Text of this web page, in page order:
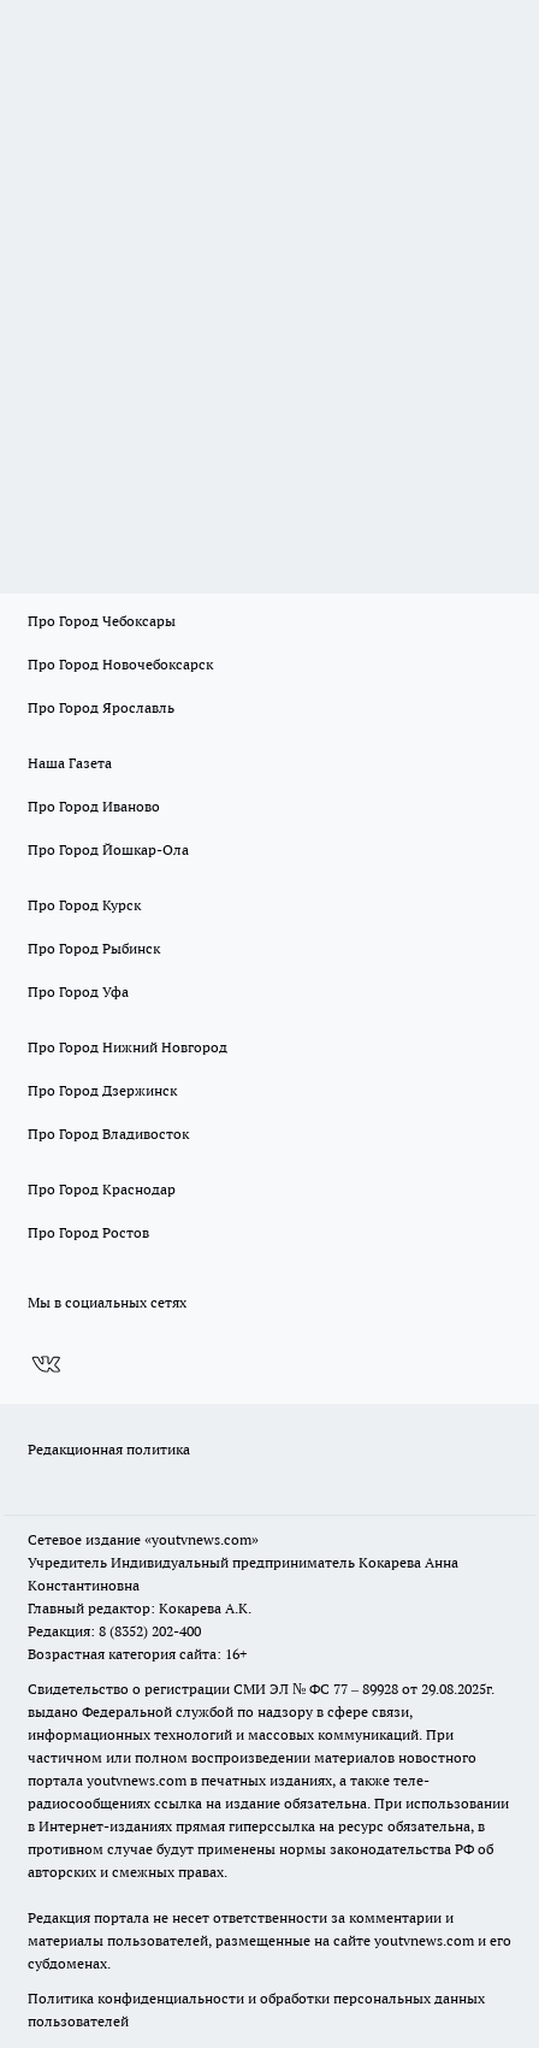
Про Город Чебоксары
Про Город Новочебоксарск
Про Город Ярославль
Наша Газета
Про Город Иваново
Про Город Йошкар-Ола
Про Город Курск
Про Город Рыбинск
Про Город Уфа
Про Город Нижний Новгород
Про Город Дзержинск
Про Город Владивосток
Про Город Краснодар
Про Город Ростов
Мы в социальных сетях
Редакционная политика
Сетевое издание «youtvnews.com»
Учредитель Индивидуальный предприниматель Кокарева Анна
Константиновна
Главный редактор: Кокарева А.К.
Редакция: 8 (8352) 202-400
Возрастная категория сайта: 16+
Свидетельство о регистрации СМИ ЭЛ № ФС 77 – 89928 от 29.08.2025г.
выдано Федеральной службой по надзору в сфере связи,
информационных технологий и массовых коммуникаций. При
частичном или полном воспроизведении материалов новостного
портала youtvnews.com в печатных изданиях, а также теле-
радиосообщениях ссылка на издание обязательна. При использовании
в Интернет-изданиях прямая гиперссылка на ресурс обязательна, в
противном случае будут применены нормы законодательства РФ об
авторских и смежных правах.
Редакция портала не несет ответственности за комментарии и
материалы пользователей, размещенные на сайте youtvnews.com и его
субдоменах.
Политика конфиденциальности и обработки персональных данных
пользователей